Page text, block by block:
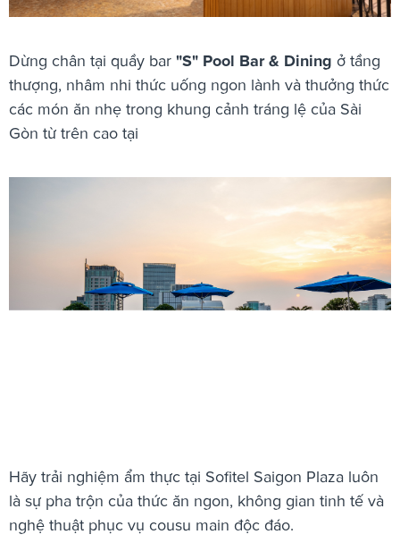
Dừng chân tại quầy bar "S" Pool Bar & Dining ở tầng
thượng, nhâm nhi thức uống ngon lành và thưởng thức
các món ăn nhẹ trong khung cảnh tráng lệ của Sài
Gòn từ trên cao tại
Hãy trải nghiệm ẩm thực tại Sofitel Saigon Plaza luôn
là sự pha trộn của thức ăn ngon, không gian tinh tế và
nghệ thuật phục vụ cousu main độc đáo.